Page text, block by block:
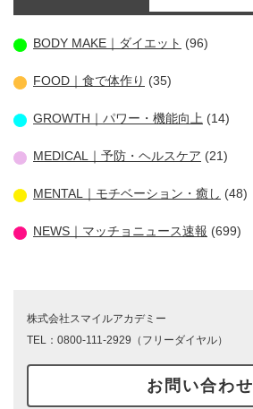
BODY MAKE｜ダイエット (96)
FOOD｜食で体作り (35)
GROWTH｜パワー・機能向上 (14)
MEDICAL｜予防・ヘルスケア (21)
MENTAL｜モチベーション・癒し (48)
NEWS｜マッチョニュース速報 (699)
株式会社スマイルアカデミー
TEL：0800-111-2929（フリーダイヤル）
お問い合わせ